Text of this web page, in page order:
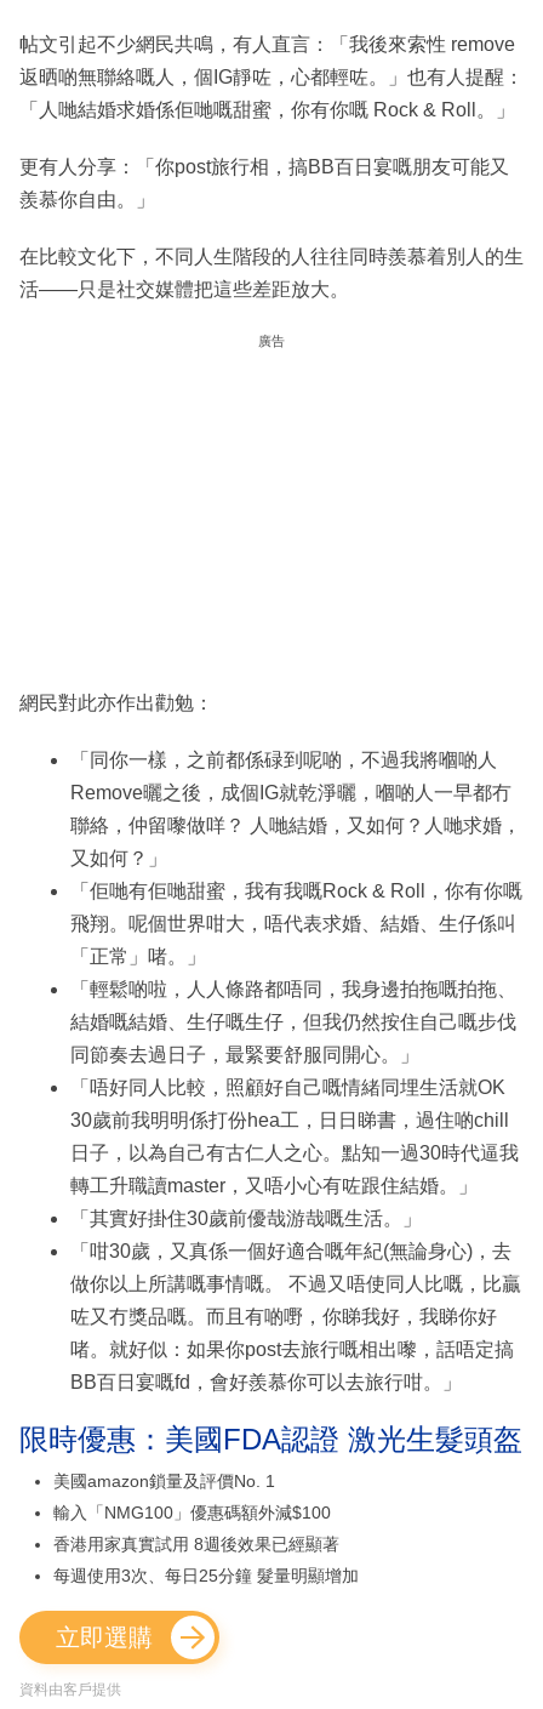
帖文引起不少網民共鳴，有人直言：「我後來索性 remove
返晒啲無聯絡嘅人，個IG靜咗，心都輕咗。」也有人提醒：
「人哋結婚求婚係佢哋嘅甜蜜，你有你嘅 Rock & Roll。」
更有人分享：「你post旅行相，搞BB百日宴嘅朋友可能又
羨慕你自由。」
在比較文化下，不同人生階段的人往往同時羨慕着別人的生
活——只是社交媒體把這些差距放大。
廣告
網民對此亦作出勸勉：
「同你一樣，之前都係碌到呢啲，不過我將嗰啲人
Remove曬之後，成個IG就乾淨曬，嗰啲人一早都冇
聯絡，仲留嚟做咩？ 人哋結婚，又如何？人哋求婚，
又如何？」
「佢哋有佢哋甜蜜，我有我嘅Rock & Roll，你有你嘅
飛翔。呢個世界咁大，唔代表求婚、結婚、生仔係叫
「正常」啫。」
「輕鬆啲啦，人人條路都唔同，我身邊拍拖嘅拍拖、
結婚嘅結婚、生仔嘅生仔，但我仍然按住自己嘅步伐
同節奏去過日子，最緊要舒服同開心。」
「唔好同人比較，照顧好自己嘅情緒同埋生活就OK
30歲前我明明係打份hea工，日日睇書，過住啲chill
日子，以為自己有古仁人之心。點知一過30時代逼我
轉工升職讀master，又唔小心有咗跟住結婚。」
「其實好掛住30歲前優哉游哉嘅生活。」
「咁30歲，又真係一個好適合嘅年紀(無論身心)，去
做你以上所講嘅事情嘅。 不過又唔使同人比嘅，比贏
咗又冇獎品嘅。而且有啲嘢，你睇我好，我睇你好
啫。就好似：如果你post去旅行嘅相出嚟，話唔定搞
BB百日宴嘅fd，會好羨慕你可以去旅行咁。」
限時優惠：美國FDA認證 激光生髮頭盔
美國amazon鎖量及評價No. 1
輸入「NMG100」優惠碼額外減$100
香港用家真實試用 8週後效果已經顯著
每週使用3次、每日25分鐘 髮量明顯增加
立即選購
資料由客戶提供